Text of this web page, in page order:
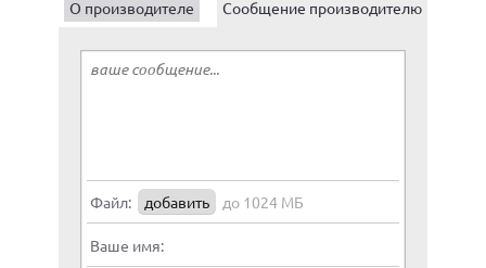
О производителе
Сообщение производителю
Файл: добавить до 1024 МБ
Ваше имя: